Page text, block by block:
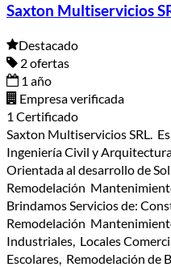
Saxton Multiservicios
Destacado
2 ofertas
1 año
Empresa verificada
1 Certificado
Saxton Multiservicios SRL.
Ingeniería Civil y
Orientada al desarrollo de
Remodelación
Brindamos Servicios de:
Remodelación
Industriales, Locales
Escolares, Remodelación de